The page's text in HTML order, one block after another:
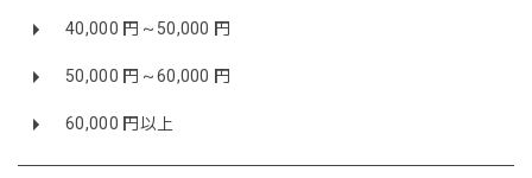
40,000 円～50,000 円
50,000 円～60,000 円
60,000 円以上